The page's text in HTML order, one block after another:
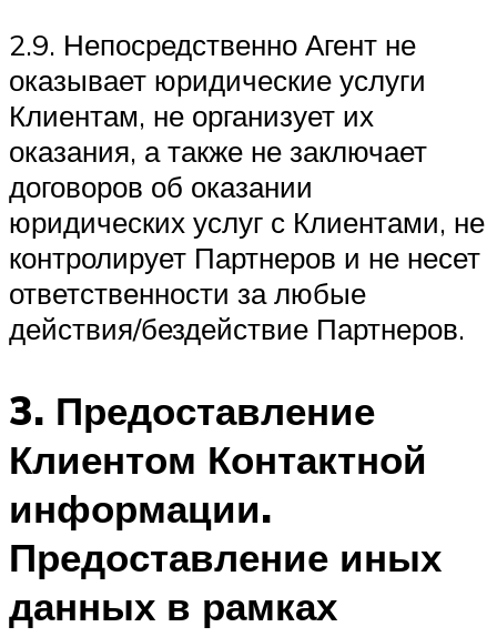
2.9. Непосредственно Агент не
оказывает юридические услуги
Клиентам, не организует их
оказания, а также не заключает
договоров об оказании
юридических услуг с Клиентами, не
контролирует Партнеров и не несет
ответственности за любые
действия/бездействие Партнеров.
3. Предоставление
Клиентом Контактной
информации.
Предоставление иных
данных в рамках